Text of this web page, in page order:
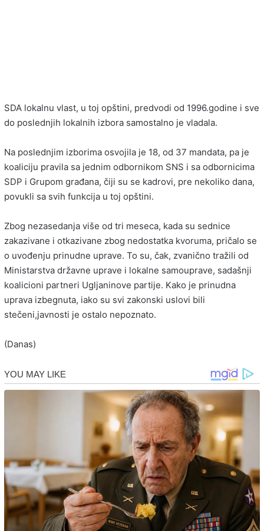
SDA lokalnu vlast, u toj opštini, predvodi od 1996.godine i sve
do poslednjih lokalnih izbora samostalno je vladala.
Na poslednjim izborima osvojila je 18, od 37 mandata, pa je
koaliciju pravila sa jednim odbornikom SNS i sa odbornicima
SDP i Grupom građana, čiji su se kadrovi, pre nekoliko dana,
povukli sa svih funkcija u toj opštini.
Zbog nezasedanja više od tri meseca, kada su sednice
zakazivane i otkazivane zbog nedostatka kvoruma, pričalo se
o uvođenju prinudne uprave. To su, čak, zvanično tražili od
Ministarstva državne uprave i lokalne samouprave, sadašnji
koalicioni partneri Ugljaninove partije. Kako je prinudna
uprava izbegnuta, iako su svi zakonski uslovi bili
stečeni,javnosti je ostalo nepoznato.
(Danas)